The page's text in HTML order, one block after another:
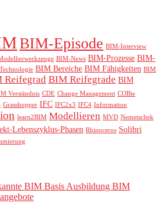
BIM-Episode BIM-Interview
BIM-News BIM-Prozesse BIM-
BIM Bereiche BIM Fähigkeiten BIM
Reifegrad BIM Reifegrade BIM
Verständnis CDE Change Management COBie
Grasshopper IFC IFC2x3 IFC4 Information
learn2BIM Modellieren MVD Nemetschek
Lebenszyklus-Phasen Rhinoceros Solibri